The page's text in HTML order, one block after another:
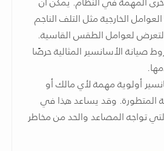
الخارجية مثل التلف الناجم
لعوامل الطقس القاسية.
الأسانسير المثالية حرصًا
أولوية مهمة لأي مالك أو
المتطورة. وقد يساعد هذا في
تواجه المصاعد والحد من مخاطر